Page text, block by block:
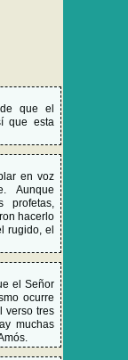
que el
que esta
en voz
Aunque
profetas,
hacerlo
rugido, el
el Señor
ocurre
verso tres
muchas